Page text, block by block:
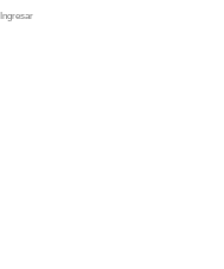
Ingresar